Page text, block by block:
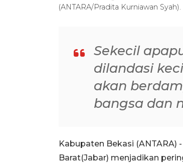
(ANTARA/Pradita Kurniawan Syah).
Sekecil
dilandasi
akan
bangsa dan
Kabupaten Bekasi (ANTARA)
Barat(Jabar) menjadikan